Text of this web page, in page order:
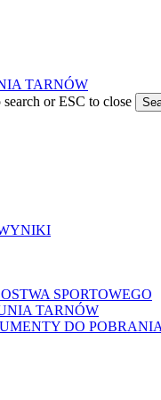
TARNÓW
or ESC to close
SPORTOWEGO
TARNÓW
DO POBRANIA